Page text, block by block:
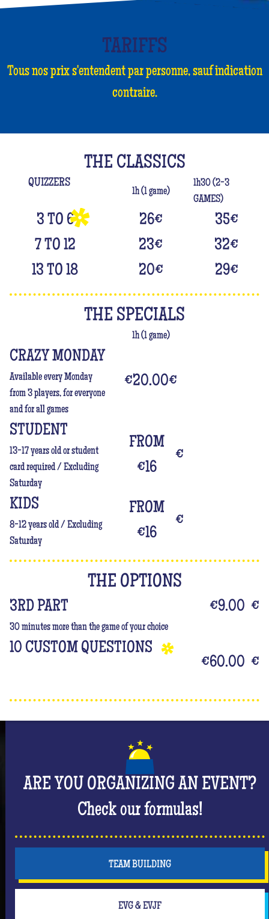
TARIFFS
Tous nos prix s'entendent par personne, sauf indication
contraire.
THE CLASSICS
QUIZZERS
1h (1 game)
1h30 (2-3
GAMES)
3 TO 6 26€ 35€
7 TO 12
23€ 32€
13 TO 18
20€ 29€
THE SPECIALS
1h (1 game)
CRAZY MONDAY
Available every Monday
from 3 players, for everyone
and for all games
€20.00€
STUDENT
13-17 years old or student
card required / Excluding
Saturday
FROM
€16
€
KIDS
8-12 years old / Excluding
Saturday
FROM
€16
€
THE OPTIONS
3RD PART
30 minutes more than the game of your choice
€9.00 €
10 CUSTOM QUESTIONS
€60.00 €
ARE YOU ORGANIZING AN EVENT?
Check our formulas!
TEAM BUILDING
EVG & EVJF